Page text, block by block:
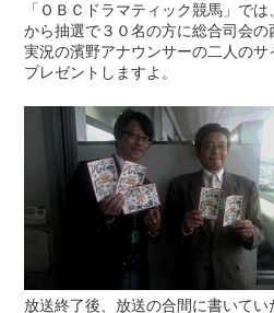
「ＯＢＣドラマティック競馬」で
から抽選で３０名の方に総合司会の
実況の濱野アナウンサーの二人の
プレゼントしますよ。
放送終了後、放送の合間に書いて